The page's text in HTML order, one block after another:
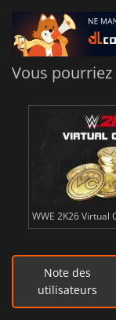
Vous
WWE 2K26 Virtual
Note des
utilisateurs